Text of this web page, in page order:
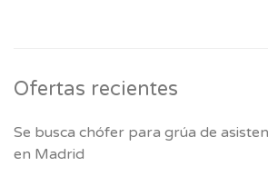
Ofertas recientes
Se busca chófer para grúa de
en Madrid